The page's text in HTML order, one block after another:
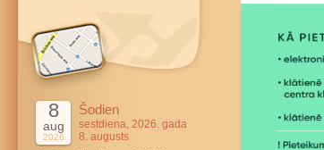
8
aug
2026
Šodien
sestdiena, 2026. gada
8. augusts